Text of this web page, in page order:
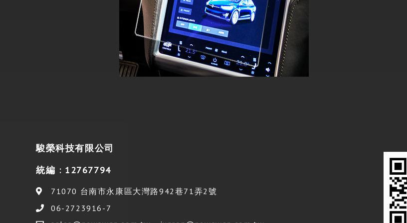
駿榮科技有限公司
統編 : 12767794
71070 台南市永康區大灣路942巷71弄2號
06-2723916-7